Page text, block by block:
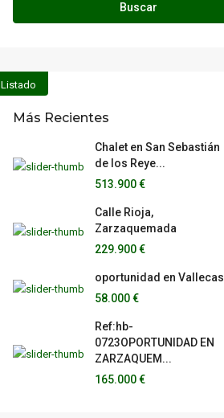
Buscar
Listado
Más Recientes
Chalet en San Sebastián
de los Reye...
513.900 €
Calle Rioja,
Zarzaquemada
229.900 €
oportunidad en Vallecas
58.000 €
Ref:hb-
0723OPORTUNIDAD EN
ZARZAQUEM...
165.000 €